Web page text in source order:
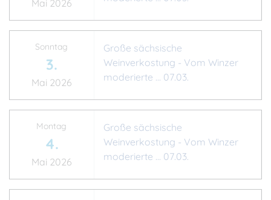
Mai 2026
Sonntag
3.
Mai 2026
Große sächsische
Weinverkostung - Vom Winzer
moderierte ... 07.03.
Montag
4.
Mai 2026
Große sächsische
Weinverkostung - Vom Winzer
moderierte ... 07.03.